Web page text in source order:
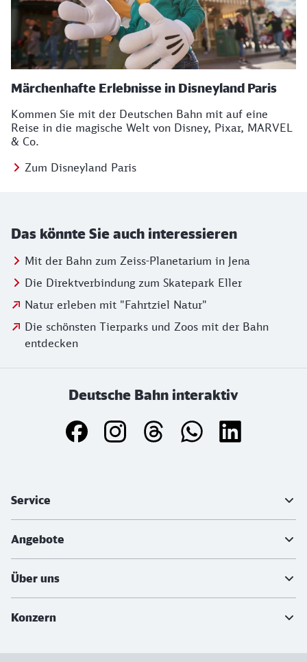
Märchenhafte Erlebnisse in Disneyland Paris
Kommen Sie mit der Deutschen Bahn mit auf eine
Reise in die magische Welt von Disney, Pixar, MARVEL
& Co.
Zum Disneyland Paris
Das könnte Sie auch interessieren
Mit der Bahn zum Zeiss-Planetarium in Jena
Die Direktverbindung zum Skatepark Eller
Natur erleben mit "Fahrtziel Natur"
Die schönsten Tierparks und Zoos mit der Bahn
entdecken
Deutsche Bahn interaktiv
Service
Angebote
Über uns
Konzern